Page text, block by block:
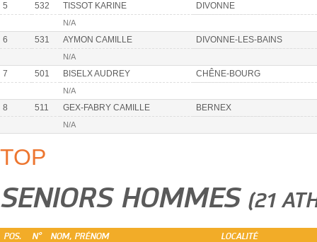
5 532 TISSOT KARINE DIVONNE
N/A
6 531 AYMON CAMILLE DIVONNE-LES-BAINS
N/A
7 501 BISELX AUDREY CHÊNE-BOURG
N/A
8 511 GEX-FABRY CAMILLE BERNEX
N/A
TOP
SENIORS HOMMES (21
POS. N° NOM, PRÉNOM LOCALITÉ